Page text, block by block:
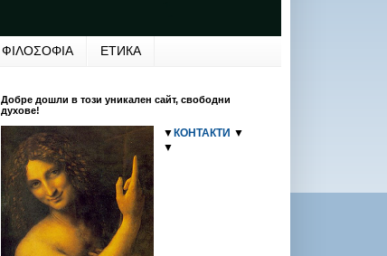
ФΙΛΟΣΟΦΙΑ ЕТИКА
Добре дошли в този уникален сайт, свободни
духове!
▼КОНТАКТИ ▼
▼